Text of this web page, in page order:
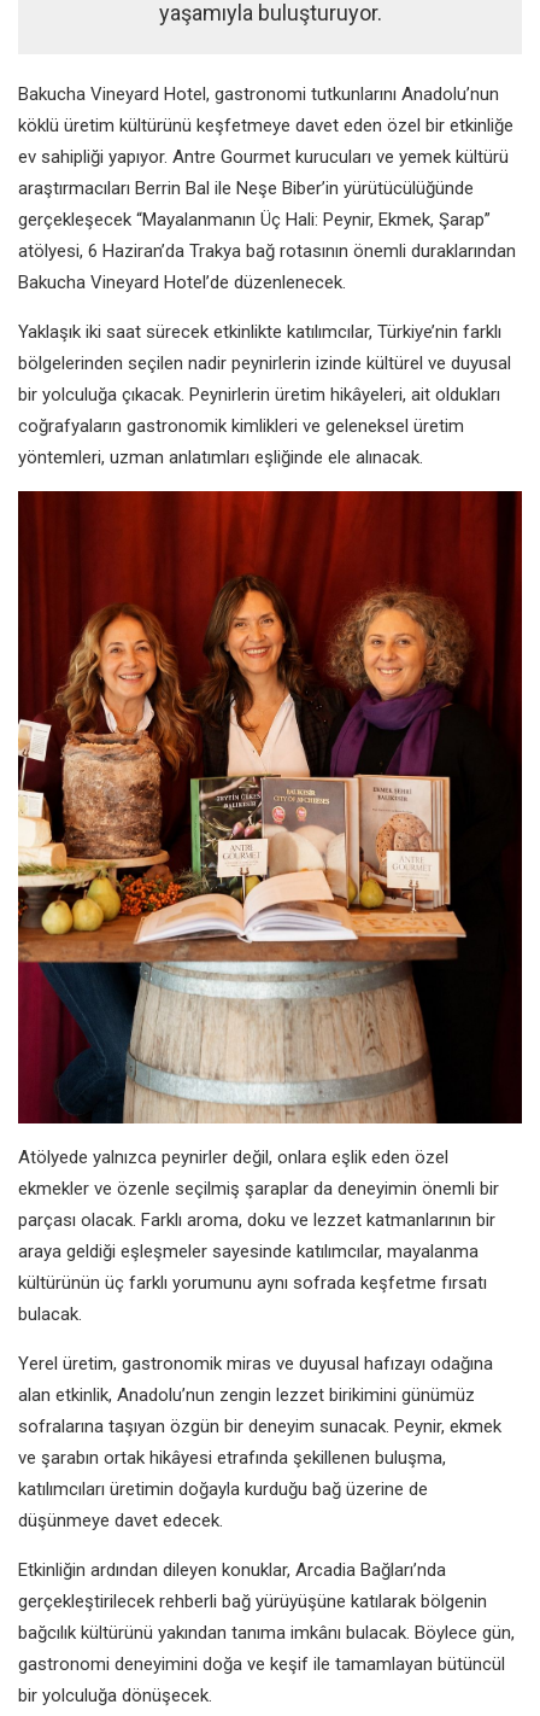
yaşamıyla buluşturuyor.
Bakucha Vineyard Hotel, gastronomi tutkunlarını Anadolu’nun
köklü üretim kültürünü keşfetmeye davet eden özel bir etkinliğe
ev sahipliği yapıyor. Antre Gourmet kurucuları ve yemek kültürü
araştırmacıları Berrin Bal ile Neşe Biber’in yürütücülüğünde
gerçekleşecek “Mayalanmanın Üç Hali: Peynir, Ekmek, Şarap”
atölyesi, 6 Haziran’da Trakya bağ rotasının önemli duraklarından
Bakucha Vineyard Hotel’de düzenlenecek.
Yaklaşık iki saat sürecek etkinlikte katılımcılar, Türkiye’nin farklı
bölgelerinden seçilen nadir peynirlerin izinde kültürel ve duyusal
bir yolculuğa çıkacak. Peynirlerin üretim hikâyeleri, ait oldukları
coğrafyaların gastronomik kimlikleri ve geleneksel üretim
yöntemleri, uzman anlatımları eşliğinde ele alınacak.
Atölyede yalnızca peynirler değil, onlara eşlik eden özel
ekmekler ve özenle seçilmiş şaraplar da deneyimin önemli bir
parçası olacak. Farklı aroma, doku ve lezzet katmanlarının bir
araya geldiği eşleşmeler sayesinde katılımcılar, mayalanma
kültürünün üç farklı yorumunu aynı sofrada keşfetme fırsatı
bulacak.
Yerel üretim, gastronomik miras ve duyusal hafızayı odağına
alan etkinlik, Anadolu’nun zengin lezzet birikimini günümüz
sofralarına taşıyan özgün bir deneyim sunacak. Peynir, ekmek
ve şarabın ortak hikâyesi etrafında şekillenen buluşma,
katılımcıları üretimin doğayla kurduğu bağ üzerine de
düşünmeye davet edecek.
Etkinliğin ardından dileyen konuklar, Arcadia Bağları’nda
gerçekleştirilecek rehberli bağ yürüyüşüne katılarak bölgenin
bağcılık kültürünü yakından tanıma imkânı bulacak. Böylece gün,
gastronomi deneyimini doğa ve keşif ile tamamlayan bütüncül
bir yolculuğa dönüşecek.